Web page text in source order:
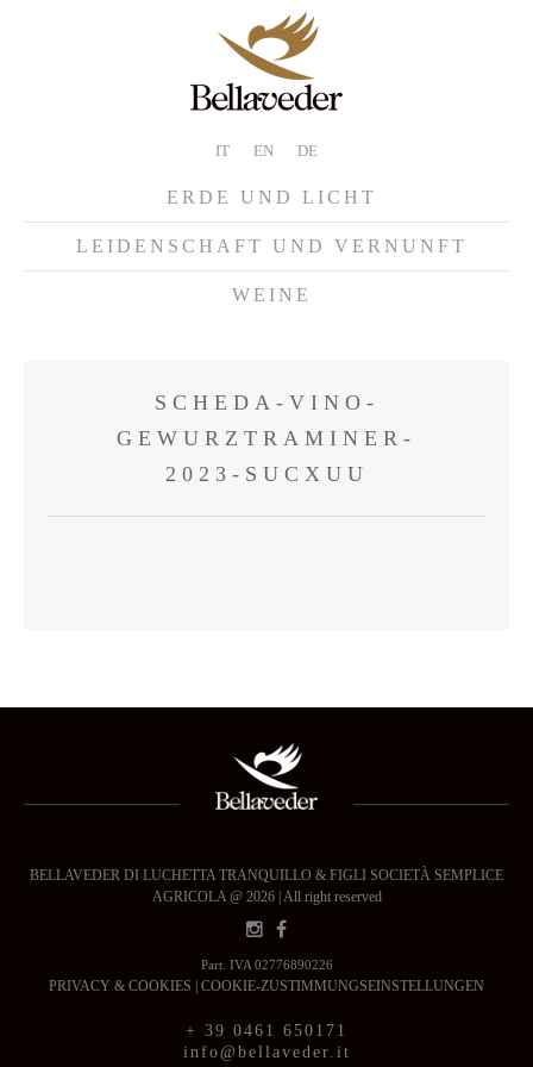
IT EN DE
ERDE UND LICHT
LEIDENSCHAFT UND VERNUNFT
WEINE
SCHEDA-VINO-
GEWURZTRAMINER-
2023-SUCXUU
BELLAVEDER DI LUCHETTA TRANQUILLO & FIGLI SOCIETÀ SEMPLICE
AGRICOLA @ 2026 | All right reserved
Part. IVA 02776890226
PRIVACY & COOKIES COOKIE-ZUSTIMMUNGSEINSTELLUNGEN
+ 39 0461 650171
info@bellaveder.it